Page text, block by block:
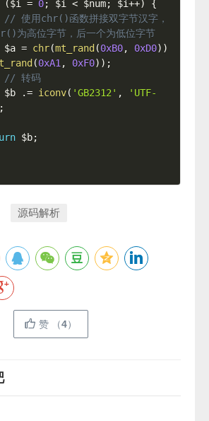
($i = 0; $i < $num; $i++)
{
// 使用chr()函数拼接双字节汉字，
为高位字节，后一个为低位字节
$a = chr(mt_rand (0xB0, 0xD0) )
(0xA1 , 0xF0) ) ;
// 转码
$b
.= iconv( 'GB2312' ,
'UTF-
;
$b;
源码解析
赞 （4）